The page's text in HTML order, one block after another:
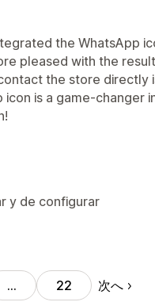
the WhatsApp
pleased with the
the store directly
icon is a game-changer
y de configurar
… 22 次へ